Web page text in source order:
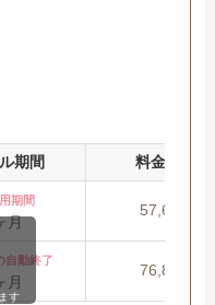
期間 料金(税込)
期間
月
57,600円
自動終了
月
76,800円
す